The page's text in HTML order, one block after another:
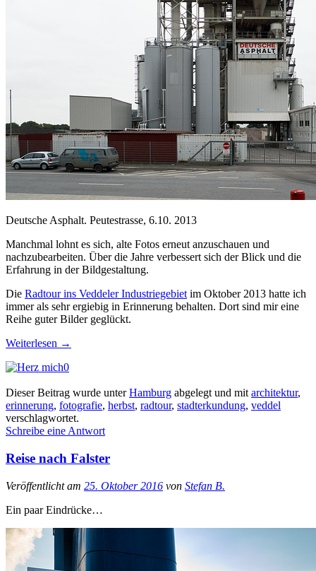
Deutsche Asphalt. Peutestrasse, 6.10. 2013
Manchmal lohnt es sich, alte Fotos erneut anzuschauen und
nachzubearbeiten. Über die Jahre verbessert sich der Blick und die
Erfahrung in der Bildgestaltung.
Die Radtour ins Veddeler Industriegebietim Oktober 2013 hatte ich
immer als sehr ergiebig in Erinnerung behalten. Dort sind mir eine
Reihe guter Bilder geglückt.
Weiterlesen →
0
Dieser Beitrag wurde unterHamburg abgelegt und mitarchitektur,
erinnerung, fotografie, herbst, radtour, stadterkundung, veddel
verschlagwortet.
Schreibe eine Antwort
Reise nach Falster
Veröffentlicht am 25. Oktober 2016 von Stefan B.
Ein paar Eindrücke…